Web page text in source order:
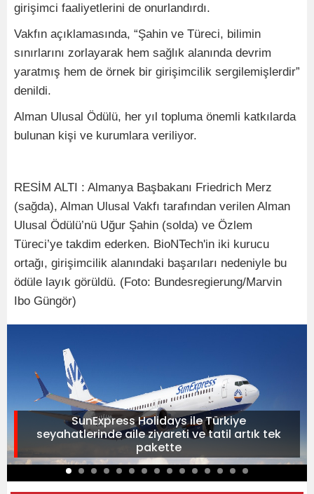
girişimci faaliyetlerini de onurlandırdı.
Vakfın açıklamasında, “Şahin ve Türeci, bilimin
sınırlarını zorlayarak hem sağlık alanında devrim
yaratmış hem de örnek bir girişimcilik sergilemişlerdir”
denildi.
Alman Ulusal Ödülü, her yıl topluma önemli katkılarda
bulunan kişi ve kurumlara veriliyor.
RESİM ALTI : Almanya Başbakanı Friedrich Merz
(sağda), Alman Ulusal Vakfı tarafından verilen Alman
Ulusal Ödülü’nü Uğur Şahin (solda) ve Özlem
Türeci’ye takdim ederken. BioNTech'in iki kurucu
ortağı, girişimcilik alanındaki başarıları nedeniyle bu
ödüle layık görüldü. (Foto: Bundesregierung/Marvin
Ibo Güngör)
SunExpress Holidays ile Türkiye
seyahatlerinde aile ziyareti ve tatil artık tek
pakette